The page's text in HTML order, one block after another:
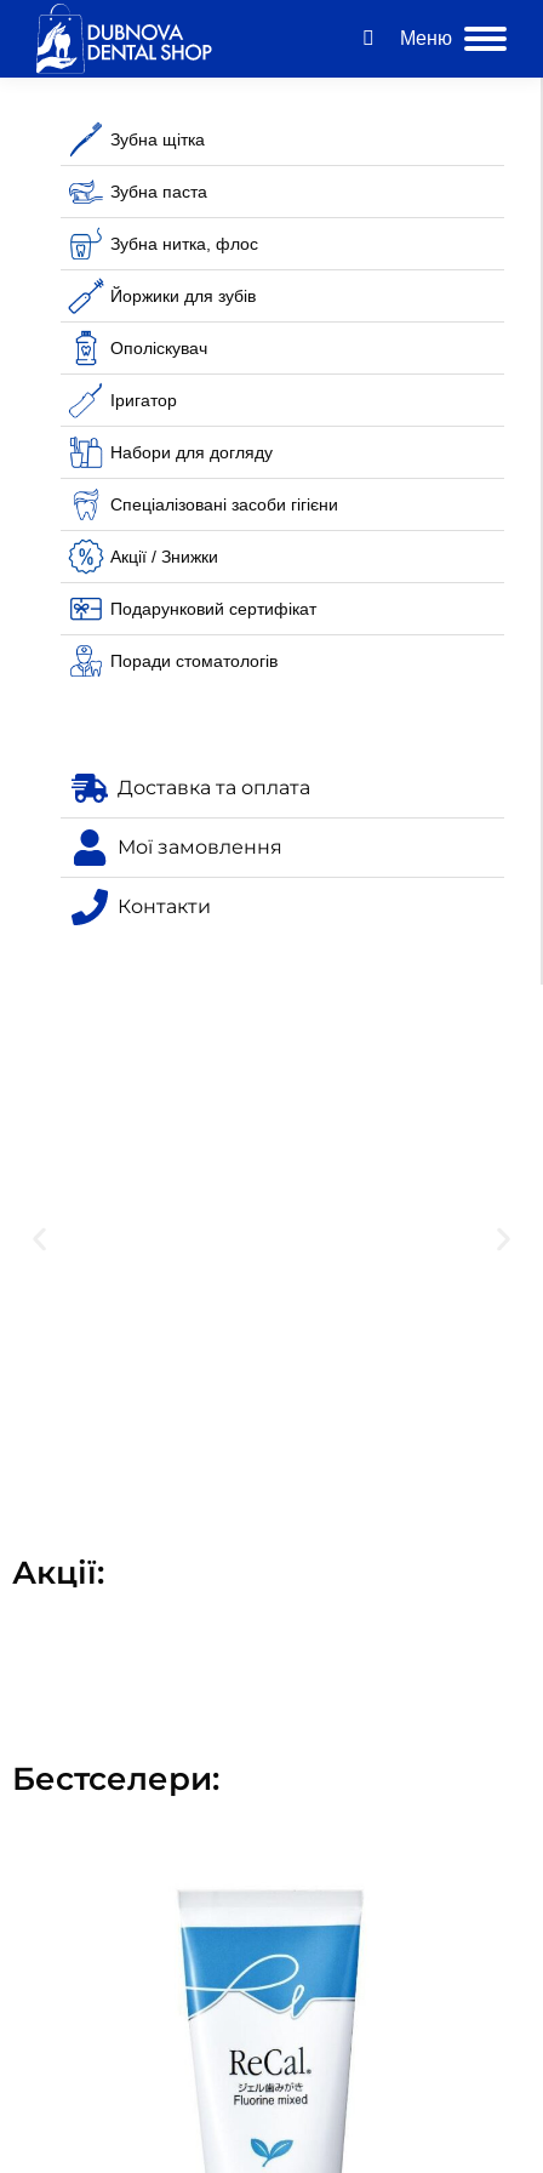
Меню
Зубна щітка
Зубна паста
Зубна нитка, флос
Йоржики для зубів
Ополіскувач
Іригатор
Набори для догляду
Спеціалізовані засоби гігієни
Акції / Знижки
Подарунковий сертифікат
Поради стоматологів
Доставка та оплата
Мої замовлення
Контакти
Акції:
Бестселери: